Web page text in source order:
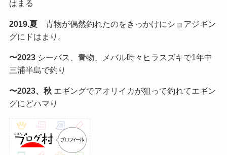
はまる
2019.夏青物が偶然釣れたのをきっかけにショアジギン
グにドはまり。
〜2023シーバス、青物、メバル時々ヒラスズキで1年中
三浦半島で釣り
〜2023、秋エギングでアオリイカが狙って釣れてエギン
グにどハマり